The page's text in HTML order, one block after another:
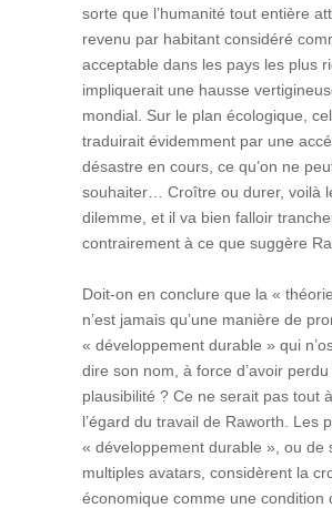
sorte que l’humanité tout entière
revenu par habitant considéré
acceptable dans les pays les plus
impliquerait une hausse
mondial. Sur le plan écologique,
traduirait évidemment par une
désastre en cours, ce qu’on ne
souhaiter… Croître ou durer, voilà
dilemme, et il va bien falloir
contrairement à ce que suggère
Doit-on en conclure que la «
n’est jamais qu’une manière de
« développement durable » qui
dire son nom, à force d’avoir perdu
plausibilité ? Ce ne serait pas tout
l’égard du travail de Raworth. Les
« développement durable », ou de
multiples avatars, considèrent la
économique comme une condition